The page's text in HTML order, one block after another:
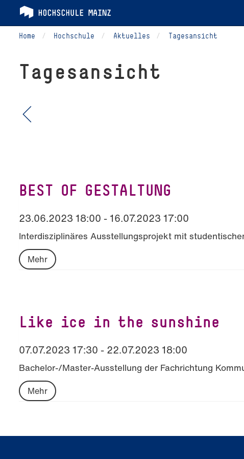
Home Hochschule Aktuelles Tagesansicht
Tagesansicht
BEST OF GESTALTUNG
23.06.2023 18:00 - 16.07.2023 17:00
Interdisziplinäres Ausstellungsprojekt mit
Mehr
Like ice in the sunshine
07.07.2023 17:30 - 22.07.2023 18:00
Bachelor-/Master-Ausstellung der Fachrichtung
Mehr